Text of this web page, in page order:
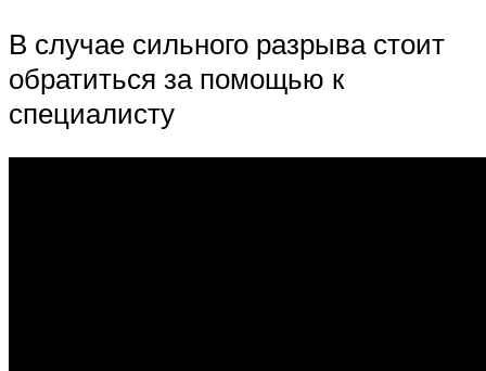
В случае сильного разрыва стоит
обратиться за помощью к
специалисту